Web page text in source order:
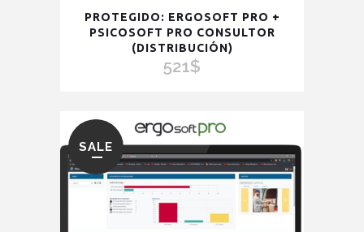
PROTEGIDO: ERGOSOFT PRO +
PSICOSOFT PRO CONSULTOR
(DISTRIBUCIÓN)
521$
SALE